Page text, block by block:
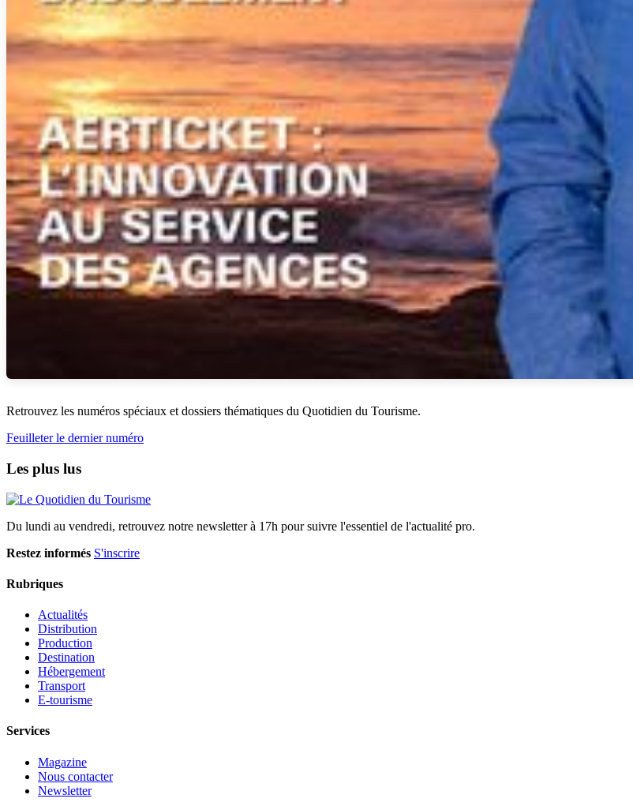
Retrouvez les numéros spéciaux et dossiers thématiques du Quotidien du Tourisme.
Feuilleter le dernier numéro
Les plus lus
Du lundi au vendredi, retrouvez notre newsletter à 17h pour suivre l'essentiel de l'actualité pro.
Restez informés S'inscrire
Rubriques
Actualités
Distribution
Production
Destination
Hébergement
Transport
E-tourisme
Services
Magazine
Nous contacter
Newsletter